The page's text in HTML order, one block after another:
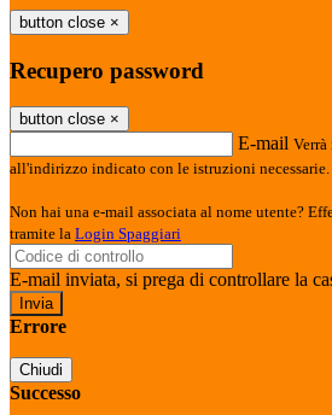
button close ×
Recupero password
button close ×
E-mail
all'indirizzo indicato con le istruzioni necessarie.
Non hai una e-mail associata al nome utente?
tramite la Login Spaggiari
E-mail inviata, si prega di controllare la
Errore
Chiudi
Successo